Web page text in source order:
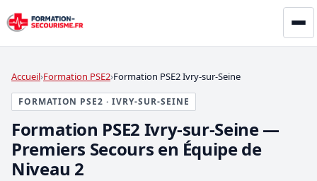
Accueil Formation PSE2 Formation PSE2 Ivry-sur-Seine
FORMATION PSE2 · IVRY-SUR-SEINE
Formation PSE2 Ivry-sur-Seine —
Premiers Secours en Équipe de
Niveau 2